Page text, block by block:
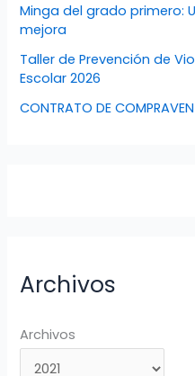
Minga del grado primero:
mejora
Taller de Prevención de
Escolar 2026
CONTRATO DE
Archivos
Archivos